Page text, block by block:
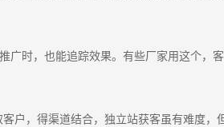
时，也能追踪效果。有些厂家用这个，
，得渠道结合，独立站获客虽有难度，